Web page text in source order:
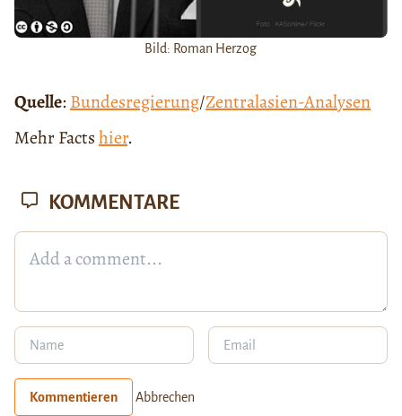
Bild: Roman Herzog
Quelle: Bundesregierung/Zentralasien-Analysen
Mehr Factshier.
KOMMENTARE
Kommentieren Abbrechen